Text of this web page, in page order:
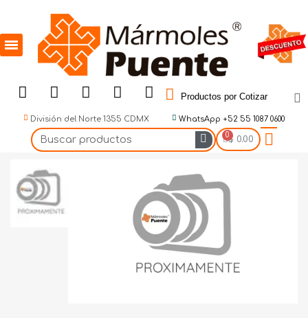
Productos por Cotizar
División del Norte 1355 CDMX WhatsApp +52 55 1087 0600
$ 0.00